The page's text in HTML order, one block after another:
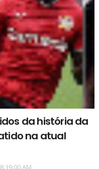
da história da
na atual
AM